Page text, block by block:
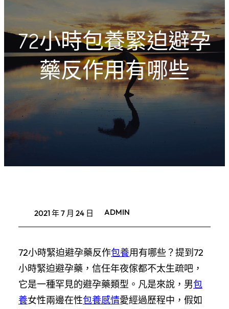
72小時包養緊迫避孕
藥反作用有哪些
2021 年 7 月 24 日 ADMIN
72小時緊迫避孕藥反作包養用有哪些？提到72
小時緊迫避孕藥，信任年夜傢都不太生疏吧，
它是一種罕見的避孕藥類型。凡是來說，男包
養女性兩邊在性包養感情愛經過歷程中，假如